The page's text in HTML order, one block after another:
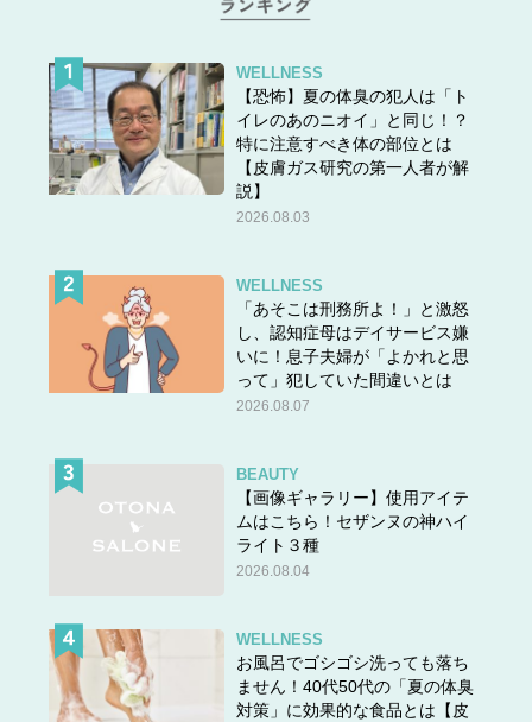
WELLNESS
【恐怖】夏の体臭の犯人は「ト
イレのあのニオイ」と同じ！？
特に注意すべき体の部位とは
【皮膚ガス研究の第一人者が解
説】
2026.08.03
WELLNESS
「あそこは刑務所よ！」と激怒
し、認知症母はデイサービス嫌
いに！息子夫婦が「よかれと思
って」犯していた間違いとは
2026.08.07
BEAUTY
【画像ギャラリー】使用アイテ
ムはこちら！セザンヌの神ハイ
ライト３種
2026.08.04
WELLNESS
お風呂でゴシゴシ洗っても落ち
ません！40代50代の「夏の体臭
対策」に効果的な食品とは【皮